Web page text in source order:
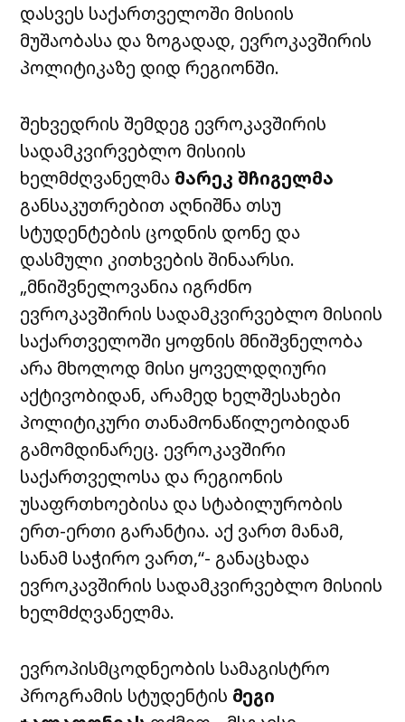
დასვეს საქართველოში მისიის
მუშაობასა და ზოგადად, ევროკავშირის
პოლიტიკაზე დიდ რეგიონში.
შეხვედრის შემდეგ ევროკავშირის
სადამკვირვებლო მისიის
ხელმძღვანელმა მარეკ შჩიგელმა
განსაკუთრებით აღნიშნა თსუ
სტუდენტების ცოდნის დონე და
დასმული კითხვების შინაარსი.
„მნიშვნელოვანია იგრძნო
ევროკავშირის სადამკვირვებლო მისიის
საქართველოში ყოფნის მნიშვნელობა
არა მხოლოდ მისი ყოველდღიური
აქტივობიდან, არამედ ხელშესახები
პოლიტიკური თანამონაწილეობიდან
გამომდინარეც. ევროკავშირი
საქართველოსა და რეგიონის
უსაფრთხოებისა და სტაბილურობის
ერთ-ერთი გარანტია. აქ ვართ მანამ,
სანამ საჭირო ვართ,“- განაცხადა
ევროკავშირის სადამკვირვებლო მისიის
ხელმძღვანელმა.
ევროპისმცოდნეობის სამაგისტრო
პროგრამის სტუდენტის მეგი